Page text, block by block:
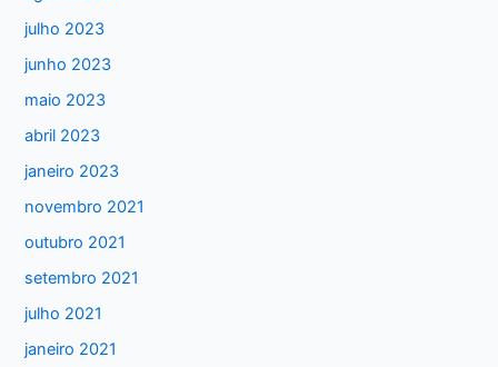
a
r
p
o
r
:
julho 2023
junho 2023
maio 2023
abril 2023
janeiro 2023
novembro 2021
outubro 2021
setembro 2021
julho 2021
janeiro 2021